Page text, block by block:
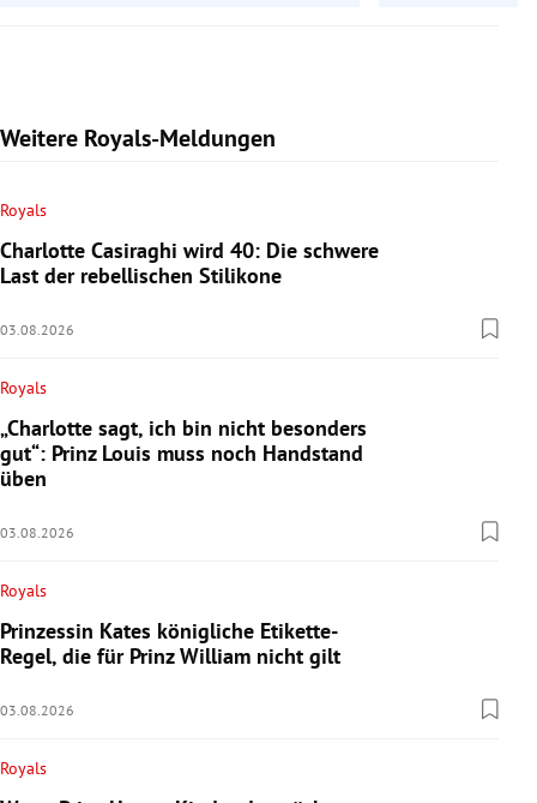
Weitere Royals-Meldungen
Royals
Charlotte Casiraghi wird 40: Die schwere
Last der rebellischen Stilikone
03.08.2026
Royals
„Charlotte sagt, ich bin nicht besonders
gut“: Prinz Louis muss noch Handstand
üben
03.08.2026
Royals
Prinzessin Kates königliche Etikette-
Regel, die für Prinz William nicht gilt
03.08.2026
Royals